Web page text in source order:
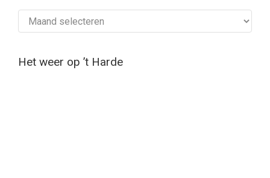
Het weer op ’t Harde